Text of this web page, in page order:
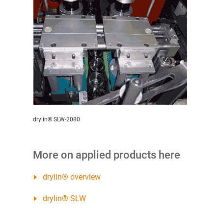
drylin® SLW-2080
More on applied products here
drylin® overview
drylin® SLW